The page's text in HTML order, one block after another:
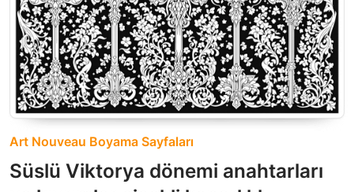
Art Nouveau Boyama Sayfaları
Süslü Viktorya dönemi anahtarları